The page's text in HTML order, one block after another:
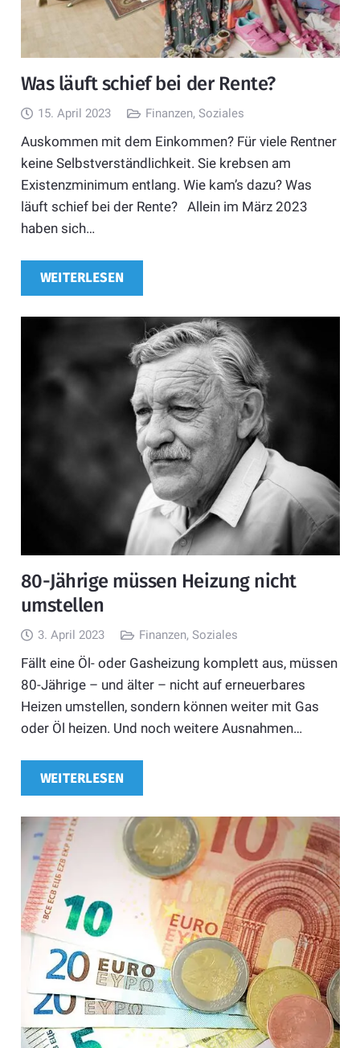
Was läuft schief bei der Rente?
15. April 2023 Finanzen,Soziales
Auskommen mit dem Einkommen? Für viele Rentner
keine Selbstverständlichkeit. Sie krebsen am
Existenzminimum entlang. Wie kam’s dazu? Was
läuft schief bei der Rente? Allein im März 2023
haben sich…
WEITERLESEN
80-Jährige müssen Heizung nicht
umstellen
3. April 2023 Finanzen,Soziales
Fällt eine Öl- oder Gasheizung komplett aus, müssen
80-Jährige – und älter – nicht auf erneuerbares
Heizen umstellen, sondern können weiter mit Gas
oder Öl heizen. Und noch weitere Ausnahmen…
WEITERLESEN